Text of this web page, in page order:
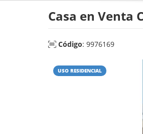
Casa en Venta
Código: 9976169
USO RESIDENCIAL